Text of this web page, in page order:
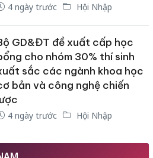
4 ngày trước Hội Nhập
GD&ĐT đề xuất cấp học
cho nhóm 30% thí sinh
sắc các ngành khoa học
bản và công nghệ chiến
4 ngày trước Hội Nhập